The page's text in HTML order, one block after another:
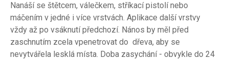
Nanáší se štětcem, válečkem, stříkací pistolí nebo
máčením v jedné i více vrstvách. Aplikace další vrstvy
vždy až po vsáknutí předchozí. Nános by měl před
zaschnutím zcela vpenetrovat do dřeva, aby se
nevytvářela lesklá místa. Doba zasychání - obvykle do 24